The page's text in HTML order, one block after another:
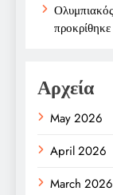
Αρχεία
May 2026
April 2026
March 2026